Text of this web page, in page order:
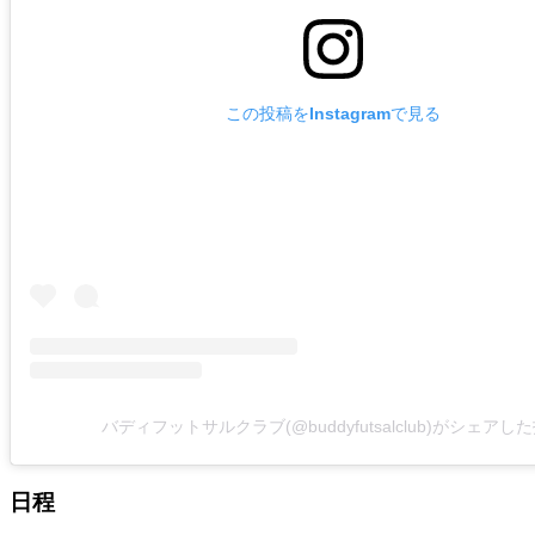
この投稿をInstagramで見る
バディフットサルクラブ(@buddyfutsalclub)がシェアし
日程